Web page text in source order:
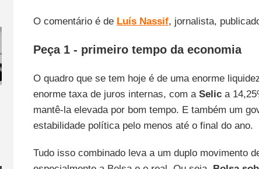
O comentário é de Luís Nassif, jornalista,
Peça 1 - primeiro tempo da economia
O quadro que se tem hoje é de uma enorme
enorme taxa de juros internas, com a Selica
mantê-la elevada por bom tempo. E também um
estabilidade política pelo menos até o final do ano.
Tudo isso combinado leva a um duplo movimento